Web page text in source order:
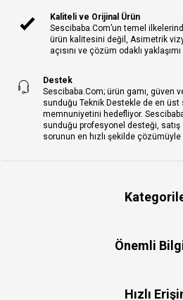
Kaliteli ve Orijinal Ürün
Sescibaba.Com’un temel
ürün kalitesini değil, Asimetrik
açısını ve çözüm odaklı
Destek
Sescibaba.Com; ürün gamı, güven
sunduğu Teknik Destekle de en üst
memnuniyetini hedefliyor.
sunduğu profesyonel desteği, satış
sorunun en hızlı şekilde
Önemli
Hızlı